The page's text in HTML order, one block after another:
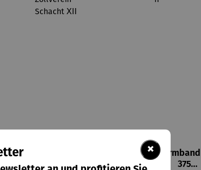
e |
Schätzken
Armband |
375
Armband |
375
×